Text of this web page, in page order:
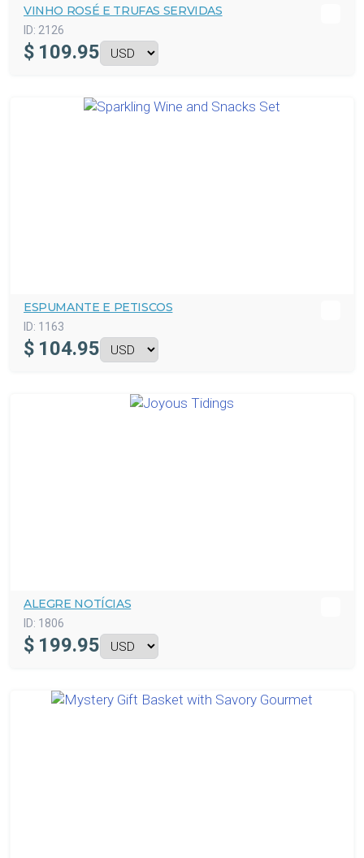
VINHO ROSÉ E TRUFAS SERVIDAS
ID: 2126
$ 109.95
ESPUMANTE E PETISCOS
ID: 1163
$ 104.95
ALEGRE NOTÍCIAS
ID: 1806
$ 199.95